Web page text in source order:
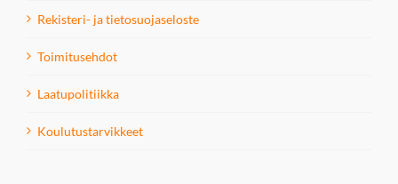
Rekisteri- ja tietosuojaseloste
Toimitusehdot
Laatupolitiikka
Koulutustarvikkeet